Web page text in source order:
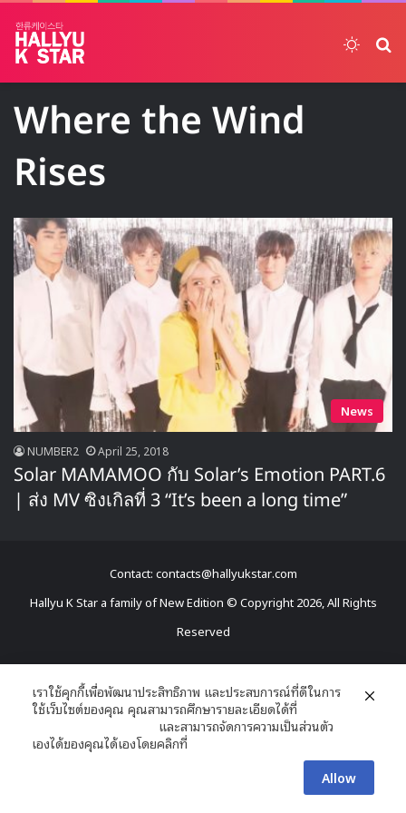
Where the Wind
Rises
News
NUMBER2 April 25, 2018
Solar MAMAMOO กับ Solar’s Emotion PART.6
| ส่ง MV ซิงเกิลที่ 3 “It’s been a long time”
Contact: contacts@hallyukstar.com
Hallyu K Star a family of New Edition © Copyright 2026, All Rights
Reserved
Facebook
X YouTube
RSS
เราใช้คุกกี้เพื่อพัฒนาประสิทธิภาพ และประสบการณ์ที่ดีในการ
ใช้เว็บไซต์ของคุณ คุณสามารถศึกษารายละเอียดได้ที่
และสามารถจัดการความเป็นส่วนตัว
เองได้ของคุณได้เองโดยคลิกที่
Allow